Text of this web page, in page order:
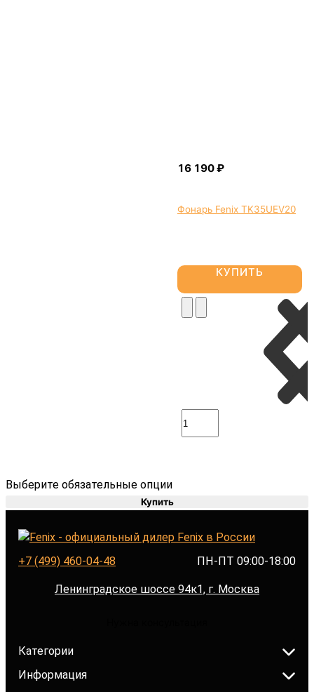
Фонарь Fenix TK35UEV20
КУПИТЬ
Выберите обязательные опции
Купить
+7 (499) 460-04-48 ПН-ПТ 09:00-18:00
Ленинградское шоссе 94к1, г. Москва
Категории
Информация